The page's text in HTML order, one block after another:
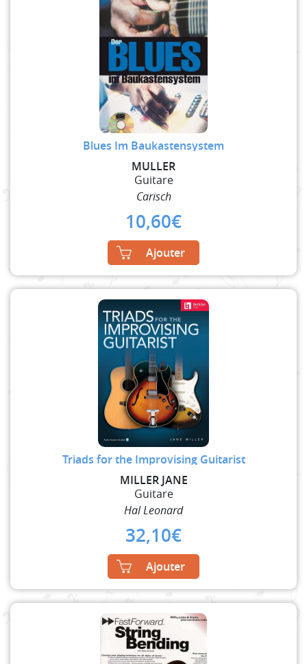
Blues Im Baukastensystem
MULLER
Guitare
Carisch
10,60€
Ajouter
Triads for the Improvising Guitarist
MILLER JANE
Guitare
Hal Leonard
32,10€
Ajouter